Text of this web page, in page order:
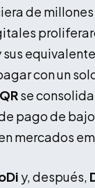
de
sus
con un
se
pago de
mercados
y, después,